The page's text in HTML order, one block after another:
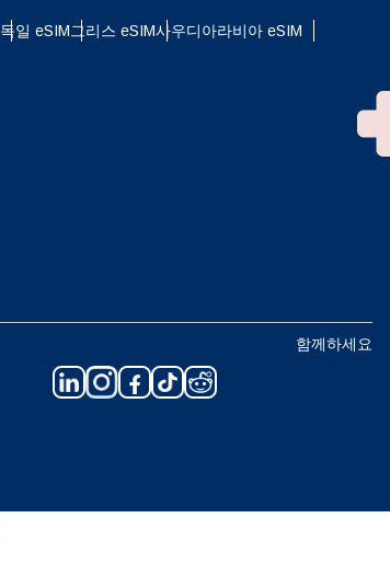
독일 eSIM그리스 eSIM사우디아라비아 eSIM
함께하세요